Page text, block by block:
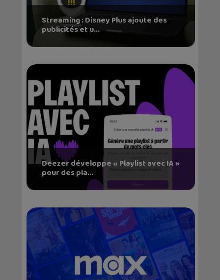
Streaming : Disney Plus ajoute des
publicités et u...
Deezer développe « Playlist avec IA »
pour des pla...